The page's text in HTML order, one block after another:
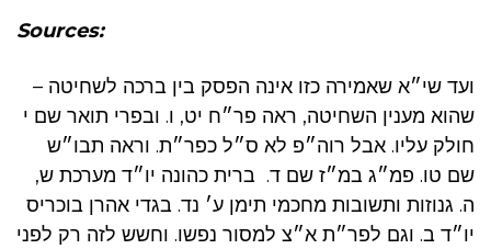
Sources:
ועד שי״א שאמירה כזו אינה הפסק בין ברכה לשחיטה –
שהוא מענין השחיטה, ראה פר״ח יט, ו. ובפרי תואר שם י
חולק עליו. אבל רוה״פ לא ס״ל כפר״ת. וראה תבו״ש
שם טו. פמ״ג במ״ז שם ד. ברית כהונה יו״ד מערכת ש,
ה. גנוזות ותשובות מחכמי תימן ע׳ נד. בגדי אהרן בוכריס
יו״ד ב. וגם לפר״ת א״צ למסור נפשו. וחשש לזה רק לפני